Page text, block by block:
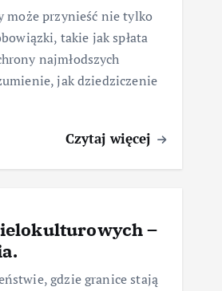
może przynieść nie tylko
takie jak spłata
najmłodszych
jak dziedziczenie
Czytaj więcej
–
gdzie granice stają